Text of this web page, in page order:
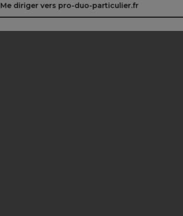
Me diriger vers pro-duo-particulier.fr